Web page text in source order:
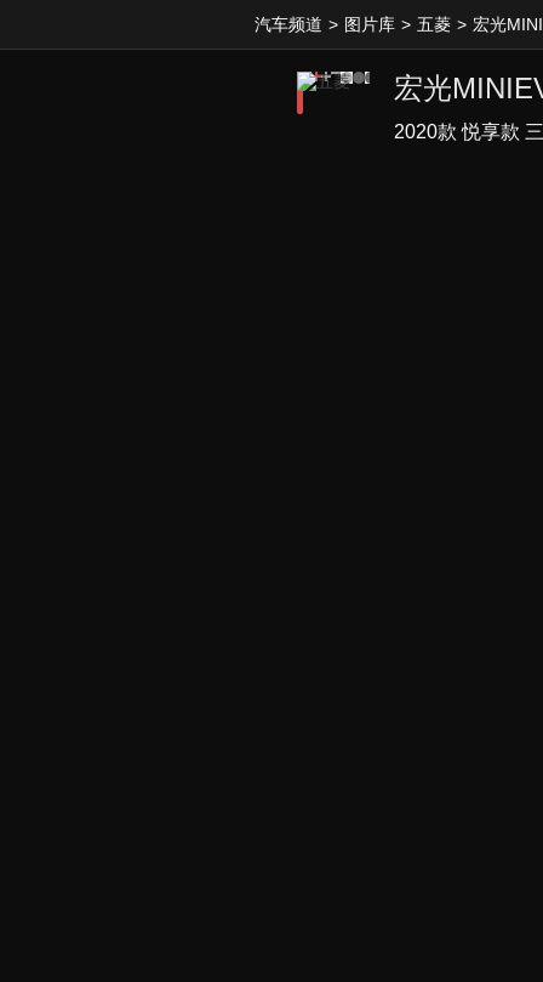
汽车频道 > 图片库 > 五菱 > 宏光
宏光
2020款 悦享款